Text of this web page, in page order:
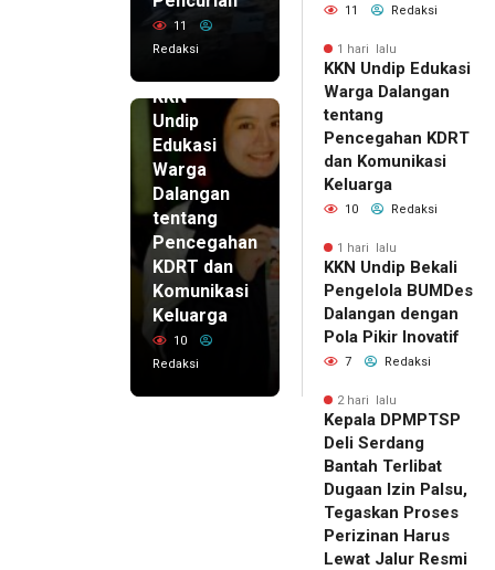
11
Redaksi
KKN
Undip
Edukasi
Warga
Dalangan
tentang
Pencegahan
KDRT dan
Komunikasi
Keluarga
10
Redaksi
11 Redaksi
1 hari lalu
KKN Undip Edukasi
Warga Dalangan
tentang
Pencegahan KDRT
dan Komunikasi
Keluarga
10 Redaksi
1 hari lalu
KKN Undip Bekali
Pengelola BUMDes
Dalangan dengan
Pola Pikir Inovatif
7 Redaksi
2 hari lalu
Kepala DPMPTSP
Deli Serdang
Bantah Terlibat
Dugaan Izin Palsu,
Tegaskan Proses
Perizinan Harus
Lewat Jalur Resmi